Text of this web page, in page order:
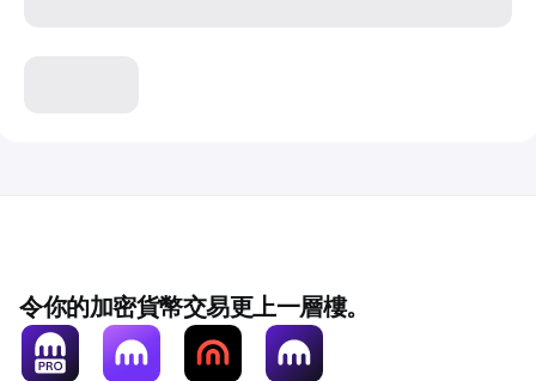
令你的加密貨幣交易更上一層樓。